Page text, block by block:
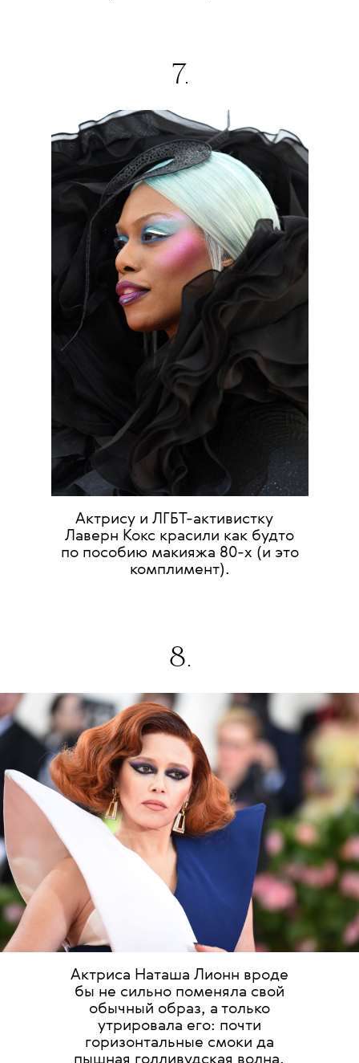
7.
Актрису и ЛГБТ-активистку
Лаверн Кокс красили как будто
по пособию макияжа 80-х (и это
комплимент).
8.
Актриса Наташа Лионн вроде
бы не сильно поменяла свой
обычный образ, а только
утрировала его: почти
горизонтальные смоки да
пышная голливудская волна.